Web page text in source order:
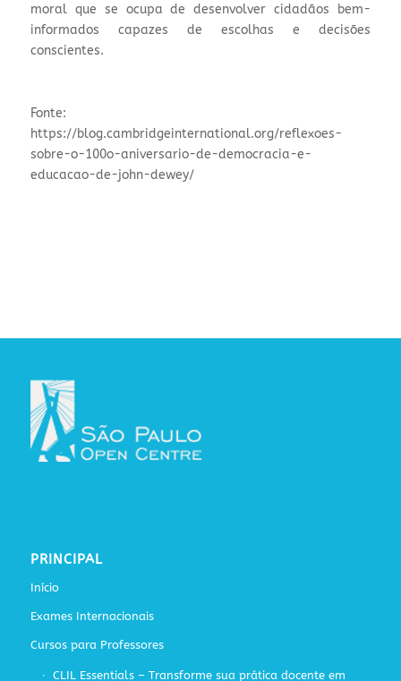
moral que se ocupa de desenvolver cidadãos bem-
informados capazes de escolhas e decisões
conscientes.
Fonte:
https://blog.cambridgeinternational.org/reflexoes-
sobre-o-100o-aniversario-de-democracia-e-
educacao-de-john-dewey/
PRINCIPAL
Início
Exames Internacionais
Cursos para Professores
CLIL Essentials – Transforme sua prática docente em